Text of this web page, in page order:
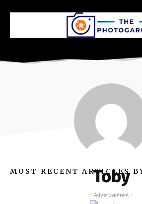
MOST RECENT ARTICLES
Toby
- Advertisement -